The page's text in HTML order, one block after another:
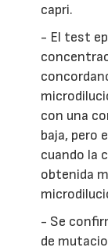
capri.
- El test
con una
baja, pero
cuando la
obtenida
- Se
de